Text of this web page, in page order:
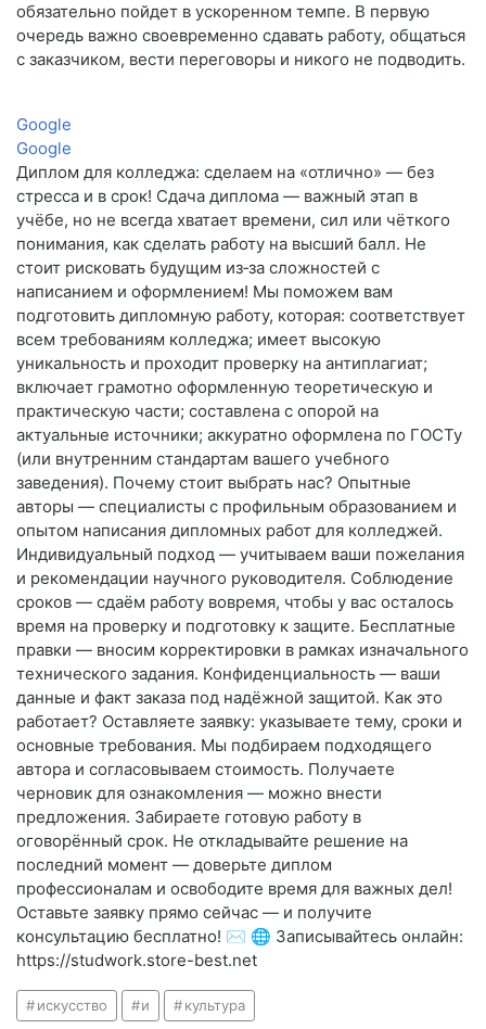
обязательно пойдет в ускоренном темпе. В первую
очередь важно своевременно сдавать работу, общаться
с заказчиком, вести переговоры и никого не подводить.
Google
Google
Диплом для колледжа: сделаем на «отлично» — без
стресса и в срок! Сдача диплома — важный этап в
учёбе, но не всегда хватает времени, сил или чёткого
понимания, как сделать работу на высший балл. Не
стоит рисковать будущим из‑за сложностей с
написанием и оформлением! Мы поможем вам
подготовить дипломную работу, которая: соответствует
всем требованиям колледжа; имеет высокую
уникальность и проходит проверку на антиплагиат;
включает грамотно оформленную теоретическую и
практическую части; составлена с опорой на
актуальные источники; аккуратно оформлена по ГОСТу
(или внутренним стандартам вашего учебного
заведения). Почему стоит выбрать нас? Опытные
авторы — специалисты с профильным образованием и
опытом написания дипломных работ для колледжей.
Индивидуальный подход — учитываем ваши пожелания
и рекомендации научного руководителя. Соблюдение
сроков — сдаём работу вовремя, чтобы у вас осталось
время на проверку и подготовку к защите. Бесплатные
правки — вносим корректировки в рамках изначального
технического задания. Конфиденциальность — ваши
данные и факт заказа под надёжной защитой. Как это
работает? Оставляете заявку: указываете тему, сроки и
основные требования. Мы подбираем подходящего
автора и согласовываем стоимость. Получаете
черновик для ознакомления — можно внести
предложения. Забираете готовую работу в
оговорённый срок. Не откладывайте решение на
последний момент — доверьте диплом
профессионалам и освободите время для важных дел!
Оставьте заявку прямо сейчас — и получите
консультацию бесплатно! ✉️ 🌐 Записывайтесь онлайн:
https://studwork.store-best.net
искусство и культура